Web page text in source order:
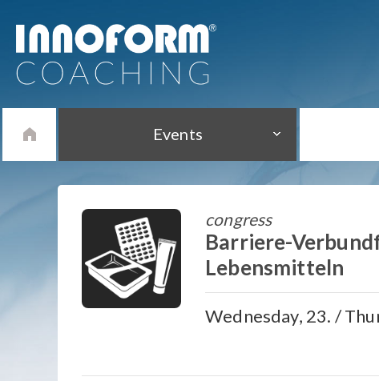
Events
congress
Barriere-
Lebensmitteln
Wednesday, 23. /